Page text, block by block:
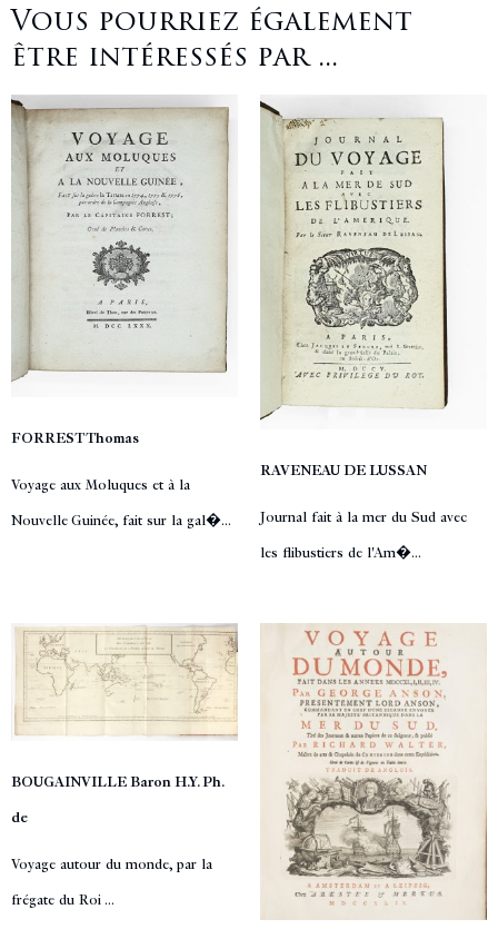
Vous pourriez également
être intéressés par ...
FORREST Thomas
Voyage aux Moluques et à la
Nouvelle Guinée, fait sur la gal�...
RAVENEAU DE LUSSAN
Journal fait à la mer du Sud avec
les flibustiers de l'Am�...
BOUGAINVILLE Baron H.Y. Ph.
de
Voyage autour du monde, par la
frégate du Roi ...